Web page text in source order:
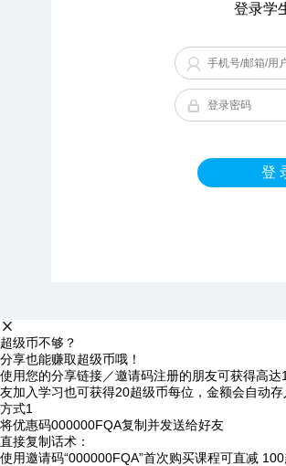
登录学
登
超级币不够？
分享也能赚取超级币哦！
使用您的分享链接／邀请码注册的朋友可获得高
友加入学习也可获得20超级币每位，金额会自动
方式1
将优惠码000000FQA复制并发送给好友
直接复制话术：
使用邀请码“000000FQA”首次购买课程可直减